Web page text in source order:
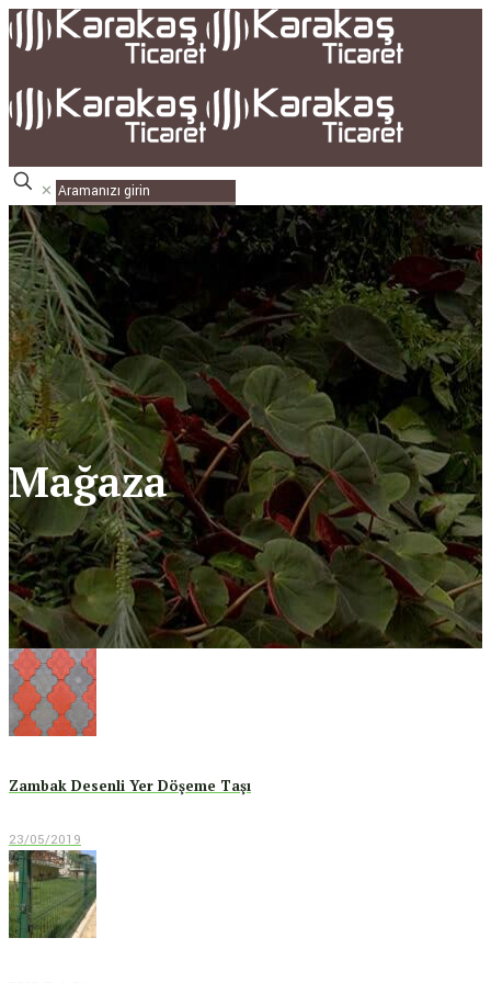
✕
Mağaza
Zambak Desenli Yer Döşeme Taşı
23/05/2019